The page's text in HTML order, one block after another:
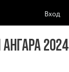
Вход
2024